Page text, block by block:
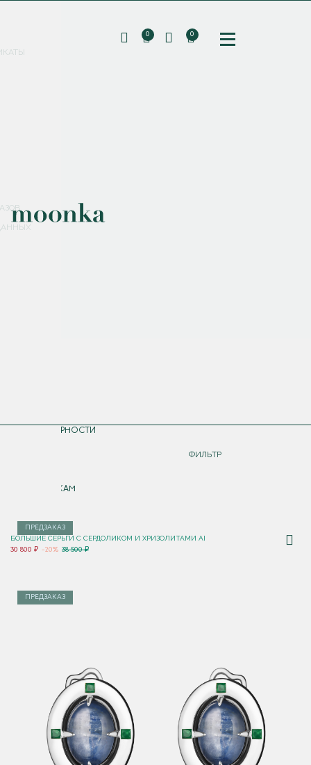
Соглашаюсь с
0 0
ПО ПОПУЛЯРНОСТИ
ПО НОВИНКАМ
ФИЛЬТР
ПРЕДЗАКАЗ
БОЛЬШИЕ СЕРЬГИ С СЕРДОЛИКОМ И ХРИЗОЛИТАМИ AI
30 800 ₽ -20% 38 500 ₽
ПРЕДЗАКАЗ